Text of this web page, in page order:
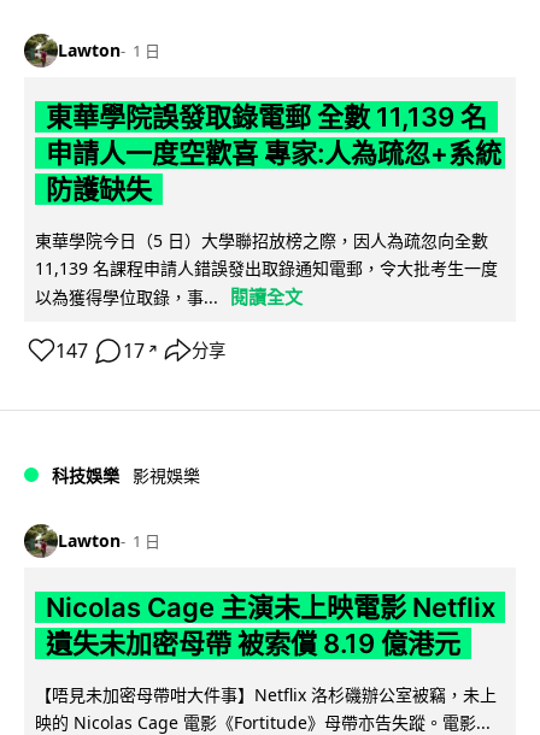
Lawton 1 日
東華學院誤發取錄電郵 全數 11,139 名
申請人一度空歡喜 專家:人為疏忽+系統
防護缺失
東華學院今日（5 日）大學聯招放榜之際，因人為疏忽向全數
11,139 名課程申請人錯誤發出取錄通知電郵，令大批考生一度
以為獲得學位取錄，事...
閱讀全文
147 17 ↗ 分享
科技娛樂 影視娛樂
Lawton 1 日
Nicolas Cage 主演未上映電影 Netflix
遺失未加密母帶 被索償 8.19 億港元
【唔見未加密母帶咁大件事】Netflix 洛杉磯辦公室被竊，未上
映的 Nicolas Cage 電影《Fortitude》母帶亦告失蹤。電影...